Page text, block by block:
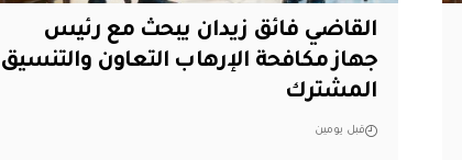
القاضي فائق زيدان يبحث مع رئيس
جهاز مكافحة الإرهاب التعاون والتنسيق
المشترك
قبل يومين